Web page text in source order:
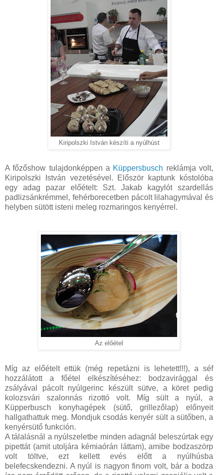
Kiripolszki István készíti a nyúlhúst
A főzőshow tulajdonképpen a Küppersbusch reklámja volt,
Kiripolszki István vezetésével. Először kaptunk kóstolóba
egy adag pazar előételt: Szt. Jakab kagylót szardellás
padlizsánkrémmel, fehérborecetben pácolt lilahagymával és
helyben sütött isteni meleg rozmaringos kenyérrel.
Az előétel
Míg az előételt ettük (még repetázni is lehetett!!!), a séf
hozzálátott a főétel elkészítéséhez: bodzavirággal és
zsályával pácolt nyúlgerinc készült sütve, a köret pedig
kolozsvári szalonnás rizottó volt. Míg sült a nyúl, a
Küpperbusch konyhagépek (sütő, grillezőlap) előnyeit
hallgathattuk meg. Mondjuk csodás kenyér sült a sütőben, a
kenyérsütő funkción.
A tálalásnál a nyúlszeletbe minden adagnál beleszúrtak egy
pipettát (amit utoljára kémiaórán láttam), amibe bodzaszörp
volt töltve, ezt kellett evés előtt a nyúlhúsba
belefecskendezni. A nyúl is nagyon finom volt, bár a bodza